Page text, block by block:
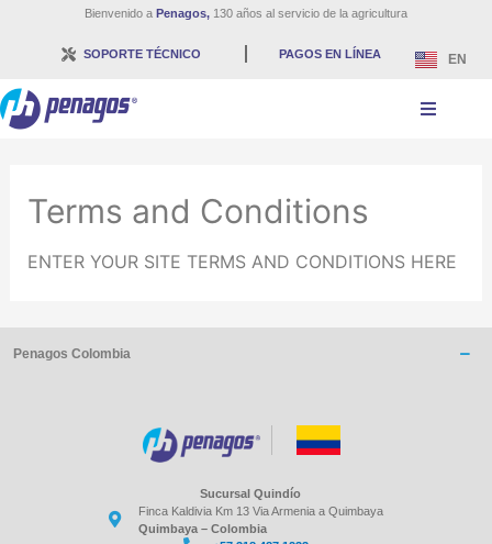
Bienvenido a Penagos, 130 años al servicio de la agricultura
SOPORTE TÉCNICO PAGOS EN LÍNEA EN
Terms and Conditions
ENTER YOUR SITE TERMS AND CONDITIONS HERE
Penagos Colombia
Sucursal Quindío
Finca Kaldivia Km 13 Via Armenia a Quimbaya
Quimbaya – Colombia